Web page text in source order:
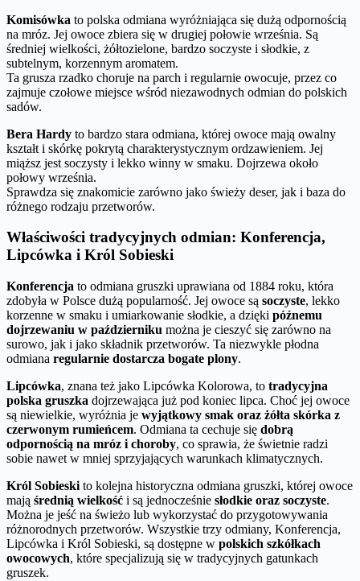
Komisówka to polska odmiana wyróżniająca się dużą odpornością
na mróz. Jej owoce zbiera się w drugiej połowie września. Są
średniej wielkości, żółtozielone, bardzo soczyste i słodkie, z
subtelnym, korzennym aromatem.
Ta grusza rzadko choruje na parch i regularnie owocuje, przez co
zajmuje czołowe miejsce wśród niezawodnych odmian do polskich
sadów.
Bera Hardy to bardzo stara odmiana, której owoce mają owalny
kształt i skórkę pokrytą charakterystycznym ordzawieniem. Jej
miąższ jest soczysty i lekko winny w smaku. Dojrzewa około
połowy września.
Sprawdza się znakomicie zarówno jako świeży deser, jak i baza do
różnego rodzaju przetworów.
Właściwości tradycyjnych odmian: Konferencja,
Lipcówka i Król Sobieski
Konferencja to odmiana gruszki uprawiana od 1884 roku, która
zdobyła w Polsce dużą popularność. Jej owoce są soczyste, lekko
korzenne w smaku i umiarkowanie słodkie, a dzięki późnemu
dojrzewaniu w październiku można je cieszyć się zarówno na
surowo, jak i jako składnik przetworów. Ta niezwykle płodna
odmiana regularnie dostarcza bogate plony.
Lipcówka, znana też jako Lipcówka Kolorowa, to tradycyjna
polska gruszka dojrzewająca już pod koniec lipca. Choć jej owoce
są niewielkie, wyróżnia je wyjątkowy smak oraz żółta skórka z
czerwonym rumieńcem. Odmiana ta cechuje się dobrą
odpornością na mróz i choroby, co sprawia, że świetnie radzi
sobie nawet w mniej sprzyjających warunkach klimatycznych.
Król Sobieski to kolejna historyczna odmiana gruszki, której owoce
mają średnią wielkość i są jednocześnie słodkie oraz soczyste.
Można je jeść na świeżo lub wykorzystać do przygotowywania
różnorodnych przetworów. Wszystkie trzy odmiany, Konferencja,
Lipcówka i Król Sobieski, są dostępne w polskich szkółkach
owocowych, które specjalizują się w tradycyjnych gatunkach
gruszek.